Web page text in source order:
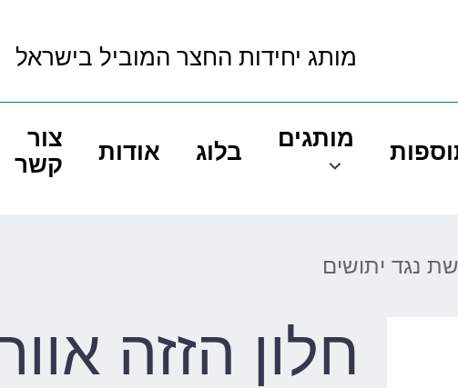
מותג יחידות החצר המוביל בישראל
מותגים בלוג אודות
צור
קשר
נגד יתושים
חלון הזזה